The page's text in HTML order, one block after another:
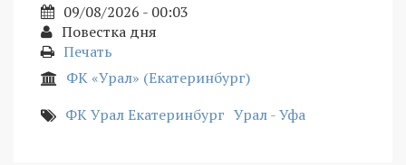
09/08/2026 - 00:03
Повестка дня
Печать
ФК «Урал» (Екатеринбург)
ФК Урал Екатеринбург Урал - Уфа